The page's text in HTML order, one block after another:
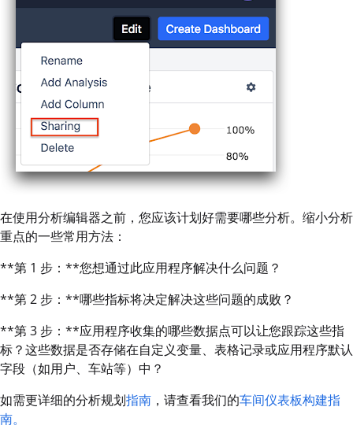
在使用分析编辑器之前，您应该计划好需要哪些分析。缩小分析
重点的一些常用方法：
**第 1 步：**您想通过此应用程序解决什么问题？
**第 2 步：**哪些指标将决定解决这些问题的成败？
**第 3 步：**应用程序收集的哪些数据点可以让您跟踪这些指
标？这些数据是否存储在自定义变量、表格记录或应用程序默认
字段（如用户、车站等）中？
如需更详细的分析规划指南 ，请查看我们的车间仪表板构建指
南。